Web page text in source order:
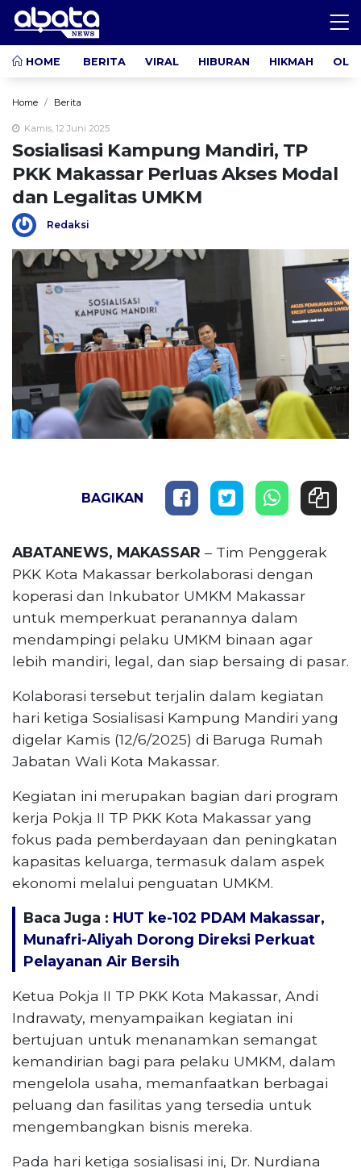
HOME BERITA VIRAL HIBURAN HIKMAH
Home Berita
Kamis, 12 Juni 2025
Sosialisasi Kampung Mandiri, TP
PKK Makassar Perluas Akses Modal
dan Legalitas UMKM
Redaksi
BAGIKAN
ABATANEWS, MAKASSAR – Tim Penggerak
PKK Kota Makassar berkolaborasi dengan
koperasi dan Inkubator UMKM Makassar
untuk memperkuat peranannya dalam
mendampingi pelaku UMKM binaan agar
lebih mandiri, legal, dan siap bersaing di pasar.
Kolaborasi tersebut terjalin dalam kegiatan
hari ketiga Sosialisasi Kampung Mandiri yang
digelar Kamis (12/6/2025) di Baruga Rumah
Jabatan Wali Kota Makassar.
Kegiatan ini merupakan bagian dari program
kerja Pokja II TP PKK Kota Makassar yang
fokus pada pemberdayaan dan peningkatan
kapasitas keluarga, termasuk dalam aspek
ekonomi melalui penguatan UMKM.
Baca Juga : HUT ke-102 PDAM Makassar,
Munafri-Aliyah Dorong Direksi Perkuat
Pelayanan Air Bersih
Ketua Pokja II TP PKK Kota Makassar, Andi
Indrawaty, menyampaikan kegiatan ini
bertujuan untuk menanamkan semangat
kemandirian bagi para pelaku UMKM, dalam
mengelola usaha, memanfaatkan berbagai
peluang dan fasilitas yang tersedia untuk
mengembangkan bisnis mereka.
Pada hari ketiga sosialisasi ini, Dr. Nurdiana